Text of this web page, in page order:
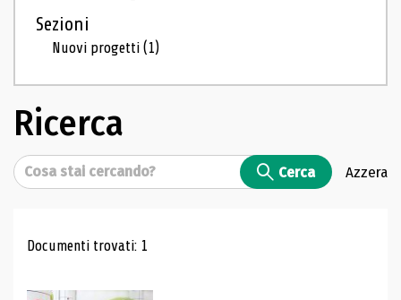
Sezioni
Nuovi progetti(1)
Ricerca
Cerca Cerca Azzera
Risultati di ricerca
Documenti trovati: 1